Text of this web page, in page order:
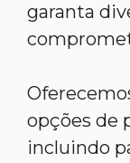
garanta
opções de
incluindo